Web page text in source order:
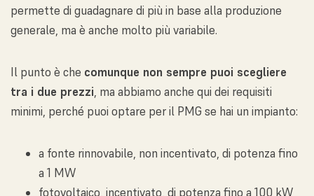
permette di guadagnare di più in base alla produzione
generale, ma è anche molto più variabile.
Il punto è che comunque non sempre puoi scegliere
tra i due prezzi, ma abbiamo anche qui dei requisiti
minimi, perché puoi optare per il PMG se hai un impianto:
a fonte rinnovabile, non incentivato, di potenza fino
a 1 MW
fotovoltaico, incentivato, di potenza fino a 100 kW